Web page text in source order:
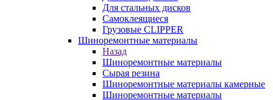
Для стальных дисков
Самоклеящиеся
Грузовые CLIPPER
Шиноремонтные материалы
Назад
Шиноремонтные материалы
Сырая резина
Шиноремонтные материалы камерные
Шиноремонтные материалы